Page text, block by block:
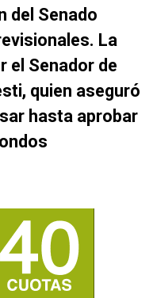
del Senado
La
el Senador de
quien aseguró
hasta aprobar